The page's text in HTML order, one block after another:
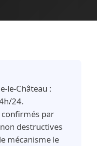
le-Château :
24.
par
destructives
mécanisme le